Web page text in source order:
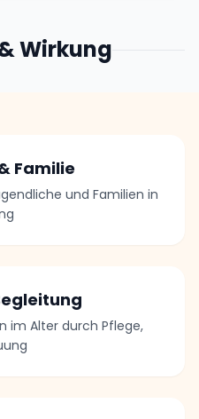
Wirkung
Familie
und Familien in
im Alter durch Pflege,